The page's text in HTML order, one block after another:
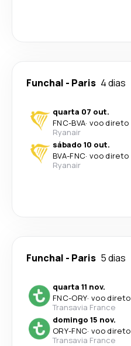
Funchal - Paris 4 dias
quarta 07 out.
FNC-BVA· voo direto
Ryanair
sábado 10 out.
BVA-FNC· voo direto
Ryanair
Funchal - Paris 5 dias
quarta 11 nov.
FNC-ORY· voo direto
Transavia France
domingo 15 nov.
ORY-FNC· voo direto
Transavia France